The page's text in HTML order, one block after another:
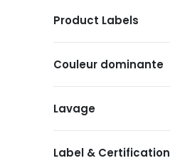
Product Labels
Couleur dominante
Lavage
Label & Certification